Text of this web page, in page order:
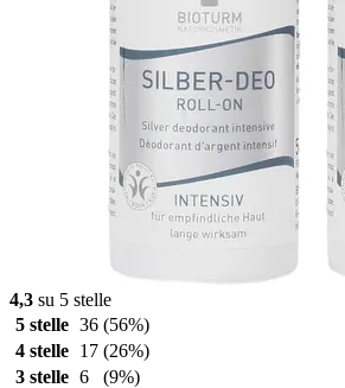
4,3 su 5 stelle
5 stelle 36 (56%)
4 stelle
17 (26%)
3 stelle 6
(9%)